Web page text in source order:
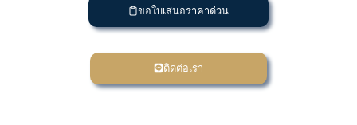
ขอใบเสนอราคาด่วน
ติดต่อเรา